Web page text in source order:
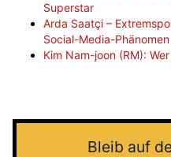
Superstar
Arda Saatçi –
Social-Media-Phänomen
Kim Nam-joon (RM):
Bleib auf